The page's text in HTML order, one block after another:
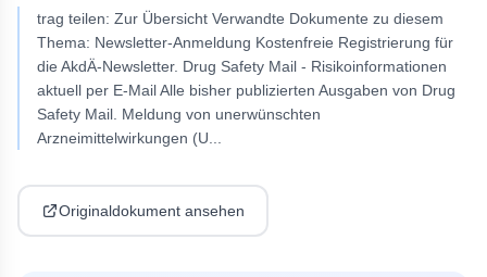
trag teilen: Zur Übersicht Verwandte Dokumente zu diesem
Thema: Newsletter-Anmeldung Kostenfreie Registrierung für
die AkdÄ-Newsletter. Drug Safety Mail - Risikoinformationen
aktuell per E-Mail Alle bisher publizierten Ausgaben von Drug
Safety Mail. Meldung von unerwünschten
Arzneimittelwirkungen (U
Originaldokument ansehen